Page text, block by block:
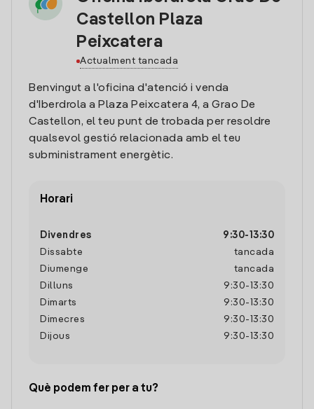
Castellon Plaza
Peixcatera
Actualment tancada
Benvingut a l'oficina d'atenció i venda
d'Iberdrola a Plaza Peixcatera 4, a Grao De
Castellon, el teu punt de trobada per resoldre
qualsevol gestió relacionada amb el teu
subministrament energètic.
Horari
Divendres 9:30- 13:30
Dissabte
tancada
Diumenge
tancada
Dilluns
9:30- 13:30
Dimarts
9:30- 13:30
Dimecres
9:30- 13:30
Dijous
9:30- 13:30
Què podem fer per a tu?